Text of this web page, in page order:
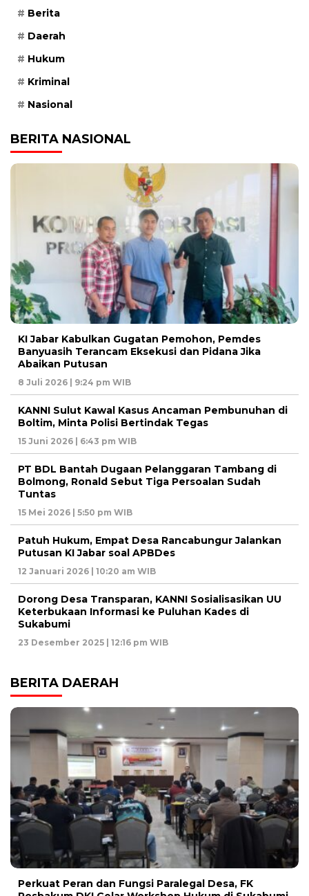
Berita
Daerah
Hukum
Kriminal
Nasional
BERITA NASIONAL
KI Jabar Kabulkan Gugatan Pemohon, Pemdes
Banyuasih Terancam Eksekusi dan Pidana Jika
Abaikan Putusan
8 Juli 2026 | 9:24 pm WIB
KANNI Sulut Kawal Kasus Ancaman Pembunuhan di
Boltim, Minta Polisi Bertindak Tegas
15 Juni 2026 | 6:43 pm WIB
PT BDL Bantah Dugaan Pelanggaran Tambang di
Bolmong, Ronald Sebut Tiga Persoalan Sudah
Tuntas
15 Mei 2026 | 5:50 pm WIB
Patuh Hukum, Empat Desa Rancabungur Jalankan
Putusan KI Jabar soal APBDes
12 Januari 2026 | 10:20 am WIB
Dorong Desa Transparan, KANNI Sosialisasikan UU
Keterbukaan Informasi ke Puluhan Kades di
Sukabumi
23 Desember 2025 | 12:16 pm WIB
BERITA DAERAH
Perkuat Peran dan Fungsi Paralegal Desa, FK